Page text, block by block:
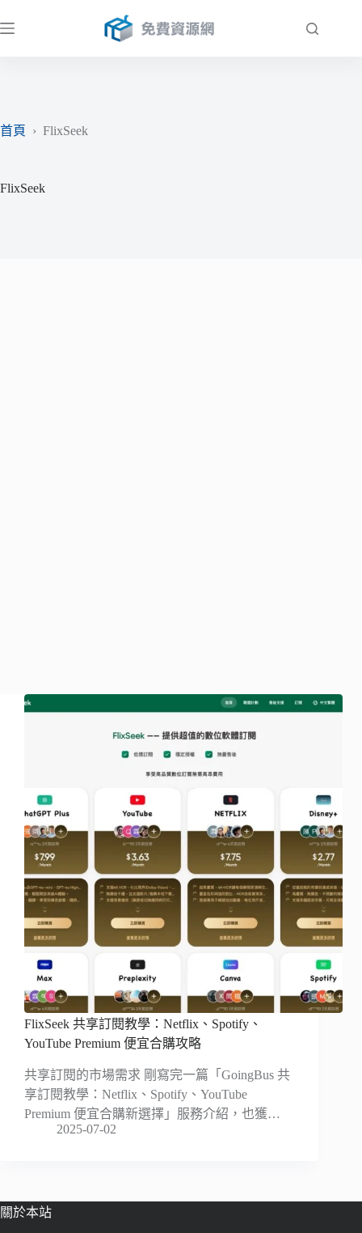
至
首頁
› FlixSeek
FlixSeek
FlixSeek 共享訂閱教學：Netflix、Spotify、
YouTube Premium 便宜合購攻略
共享訂閱的市場需求 剛寫完一篇「GoingBus 共
享訂閱教學：Netflix、Spotify、YouTube
Premium 便宜合購新選擇」服務介紹，也獲…
2025-07-02
關於本站